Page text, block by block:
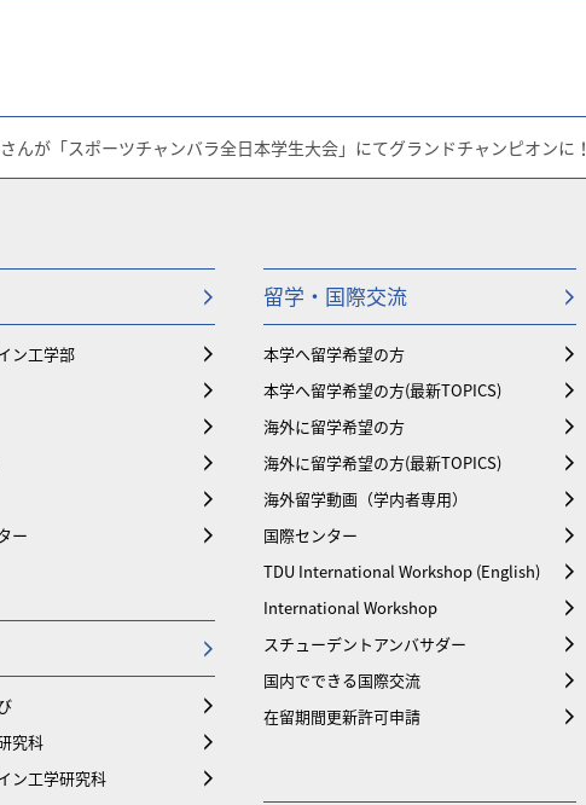
んが「スポーツチャンバラ全日本学生大会」にてグランドチャンピオンに！
ン工学部
ー
究科
ン工学研究科
留学・国際交流
本学へ留学希望の方
本学へ留学希望の方(最新TOPICS)
海外に留学希望の方
海外に留学希望の方(最新TOPICS)
海外留学動画（学内者専用）
国際センター
TDU International Workshop (English)
International Workshop
スチューデントアンバサダー
国内でできる国際交流
在留期間更新許可申請